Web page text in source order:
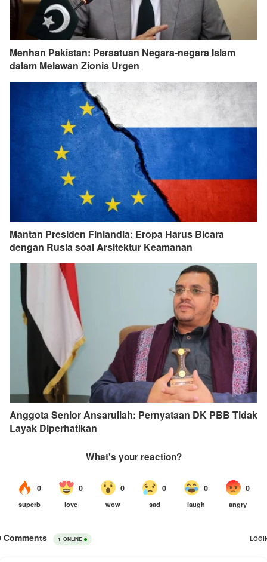
Menhan Pakistan: Persatuan Negara-negara Islam
dalam Melawan Zionis Urgen
Mantan Presiden Finlandia: Eropa Harus Bicara
dengan Rusia soal Arsitektur Keamanan
Anggota Senior Ansarullah: Pernyataan DK PBB Tidak
Layak Diperhatikan